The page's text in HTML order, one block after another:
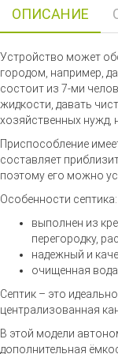
ОПИСАНИЕ
Устройство может
городом, например,
состоит из 7-ми
жидкости, давать
хозяйственных нужд,
Приспособление
составляет
поэтому его можно
Особенности септика:
выполнен из
перегородку,
надежный и
очищенная
Септик – это
централизованная
В этой модели
дополнительная